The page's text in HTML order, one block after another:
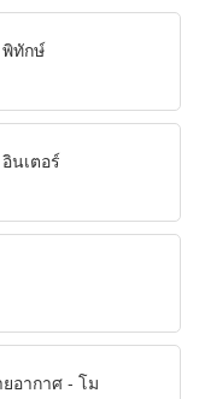
พิทักษ์
นเตอร์
อากาศ - โม